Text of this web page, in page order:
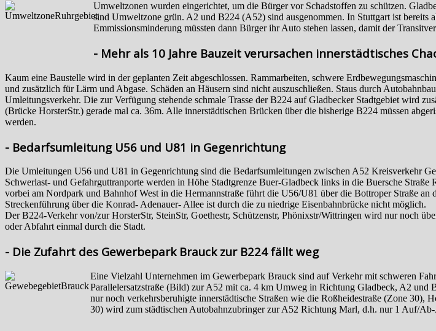
Umweltzonen wurden eingerichtet, um die Bürger vor Schadstoffen zu schützen.
sind Umweltzone grün. A2 und B224 (A52) sind ausgenommen. In Stuttgart ist bereits
Emmissionsminderung müssten dann Bürger ihr Auto stehen lassen, damit der
- Mehr als 10 Jahre Bauzeit verursachen innerstädtisches
Kaum eine Baustelle wird in der geplanten Zeit abgeschlossen. Rammarbeiten, schwere
und zusätzlich für Lärm und Abgase. Schäden an Häusern sind nicht auszuschließen. Staus durch
Umleitungsverkehr. Die zur Verfügung stehende schmale Trasse der B224 auf Gladbecker Stadtgebiet wird
(Brücke HorsterStr.) gerade mal ca. 36m. Alle innerstädtischen Brücken über die bisherige B224 müssen
werden.
- Bedarfsumleitung U56 und U81 in Gegenrichtung
Die Umleitungen U56 und U81 in Gegenrichtung sind die Bedarfsumleitungen zwischen A52 Kreisverkehr
Schwerlast- und Gefahrguttranporte werden in Höhe Stadtgrenze Buer-Gladbeck links in die Buersche
vorbei am Nordpark und Bahnhof West in die Hermannstraße führt die U56/U81 über die Bottroper Straße
Streckenführung über die Konrad- Adenauer- Allee ist durch die zu niedrige Eisenbahnbrücke nicht möglich.
Der B224-Verkehr von/zur HorsterStr, SteinStr, Goethestr, Schützenstr, Phönixstr/Wittringen wird nur noch
oder Abfahrt einmal durch die Stadt.
- Die Zufahrt des Gewerbepark Brauck zur B224 fällt weg
Eine Vielzahl Unternehmen im Gewerbepark Brauck sind auf Verkehr mit schweren
Parallelersatzstraße (Bild) zur A52 mit ca. 4 km Umweg in Richtung Gladbeck, A2
nur noch verkehrsberuhigte innerstädtische Straßen wie die Roßheidestraße (Zone
30) wird zum städtischen Autobahnzubringer zur A52 Richtung Marl, d.h. nur 1 Auf/